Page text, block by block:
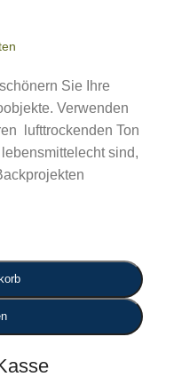
Sie Ihre
Verwenden
lufttrockenden Ton
sind,